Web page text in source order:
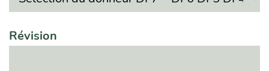
Révision